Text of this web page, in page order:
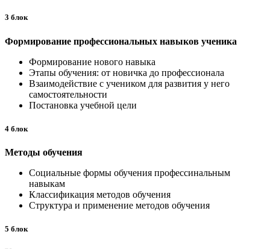
3 блок
Формирование профессиональных навыков ученика
Формирование нового навыка
Этапы обучения: от новичка до профессионала
Взаимодействие с учеником для развития у него
самостоятельности
Постановка учебной цели
4 блок
Методы обучения
Социальные формы обучения профессинальным
навыкам
Классификация методов обучения
Структура и применение методов обучения
5 блок